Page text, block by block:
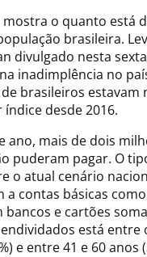
o quanto está
brasileira.
divulgado nesta
inadimplência no
brasileiros estavam
índice desde 2016.
ano, mais de dois
puderam pagar. O
o atual cenário
contas básicas
bancos e cartões
está entre
e entre 41 e 60 anos